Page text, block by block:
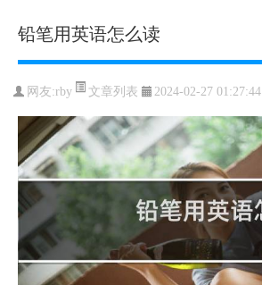
铅笔用英语怎么读
网友:rby 文章列表 2024-02-27 01:27:44